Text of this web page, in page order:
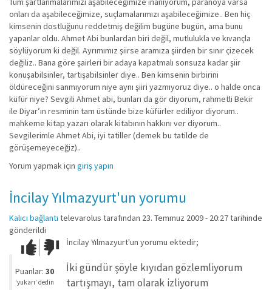
onları da aşabileceğimize, suçlamalarımızı aşabileceğimize.. Ben hiç
kimsenin dostluğunu reddetmiş değilim bugüne bugün, ama bunu
yapanlar oldu. Ahmet Abi bunlardan biri değil, mutlulukla ve kıvançla
söylüyorum ki değil. Ayrımımız şiirse aramıza şiirden bir sınır çizecek
değiliz.. Bana göre şairleri bir adaya kapatmalı sonsuza kadar şiir
konuşabilsinler, tartışabilsinler diye.. Ben kimsenin birbirini
öldüreceğini sanmıyorum niye aynı şiiri yazmıyoruz diye.. o halde onca
küfür niye? Sevgili Ahmet abi, bunları da gör diyorum, rahmetli Bekir
ile Diyar’ın resminin tam üstünde bize küfürler ediliyor diyorum..
mahkeme kitap yazarı olarak kitabının hakkını ver diyorum..
Sevgilerimle Ahmet Abi, iyi tatiller (demek bu tatilde de
görüşemeyeceğiz)..
Yorum yapmak için giriş yapın
İncilay Yılmazyurt'un yorumu
Kalıcı bağlantı televarolus tarafından 23. Temmuz 2009 - 20:27 tarihinde
gönderildi
Çok iyi!O
kadar
iyi
değil!
Puanlar: 30
‘yukarı’ dedin
İncilay Yılmazyurt'un yorumu ektedir;
İki gündür şöyle kıyıdan gözlemliyorum
tartışmayı, tam olarak izliyorum